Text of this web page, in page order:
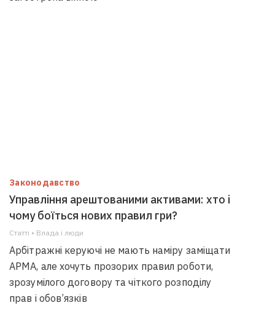
Законодавство
Управління арештованими активами: хто і
чому боїться нових правил гри?
Статті • Влада i люди
Арбітражні керуючі не мають наміру заміщати
АРМА, але хочуть прозорих правил роботи,
зрозумілого договору та чіткого розподілу
прав і обов’язків